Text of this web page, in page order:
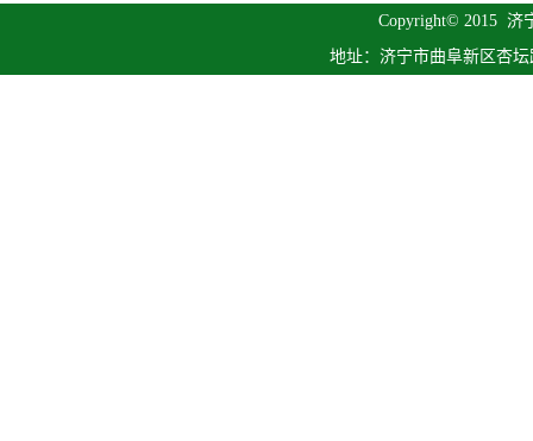
Copyright© 2015 济
地址：济宁市曲阜新区杏